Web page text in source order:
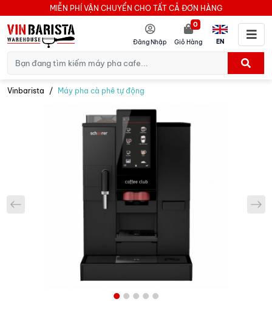
MIỄN PHÍ VẬN CHUYỂN CHO TẤT CẢ ĐƠN HÀNG
Đăng Nhập Giỏ Hàng
0
EN
Vinbarista Máy pha cà phê tự động
prev